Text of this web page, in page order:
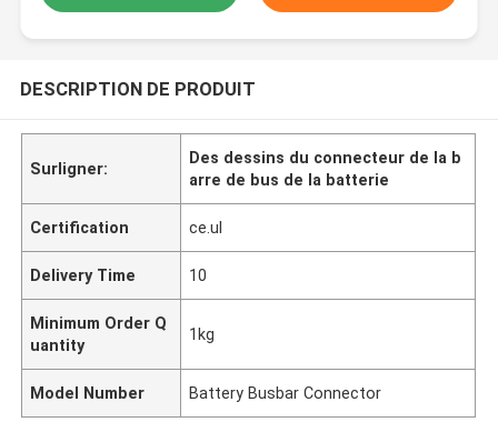
DESCRIPTION DE PRODUIT
Surligner:
Des dessins du connecteur de la b
arre de bus de la batterie
Certification ce.ul
Delivery Time 10
Minimum Order Q
uantity
1kg
Model Number Battery Busbar Connector